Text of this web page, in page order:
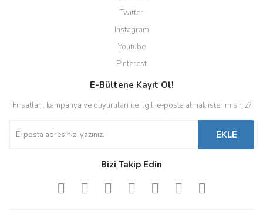
Twitter
Instagram
Youtube
Pinterest
E-Bültene Kayıt Ol!
Fırsatları, kampanya ve duyuruları ile ilgili e-posta almak ister misiniz?
EKLE
Bizi Takip Edin